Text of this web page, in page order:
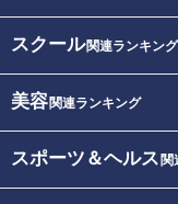
スクール関連ランキング
美容関連ランキング
スポーツ＆ヘルス 関